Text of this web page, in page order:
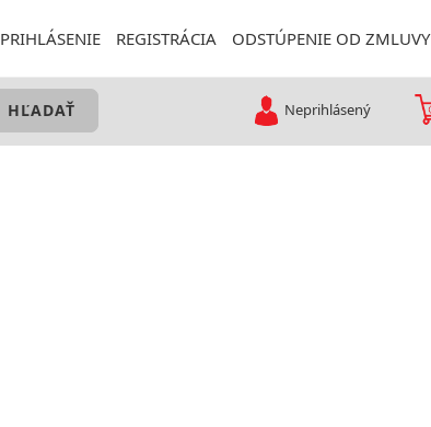
PRIHLÁSENIE REGISTRÁCIA ODSTÚPENIE OD ZMLUVY
Neprihlásený